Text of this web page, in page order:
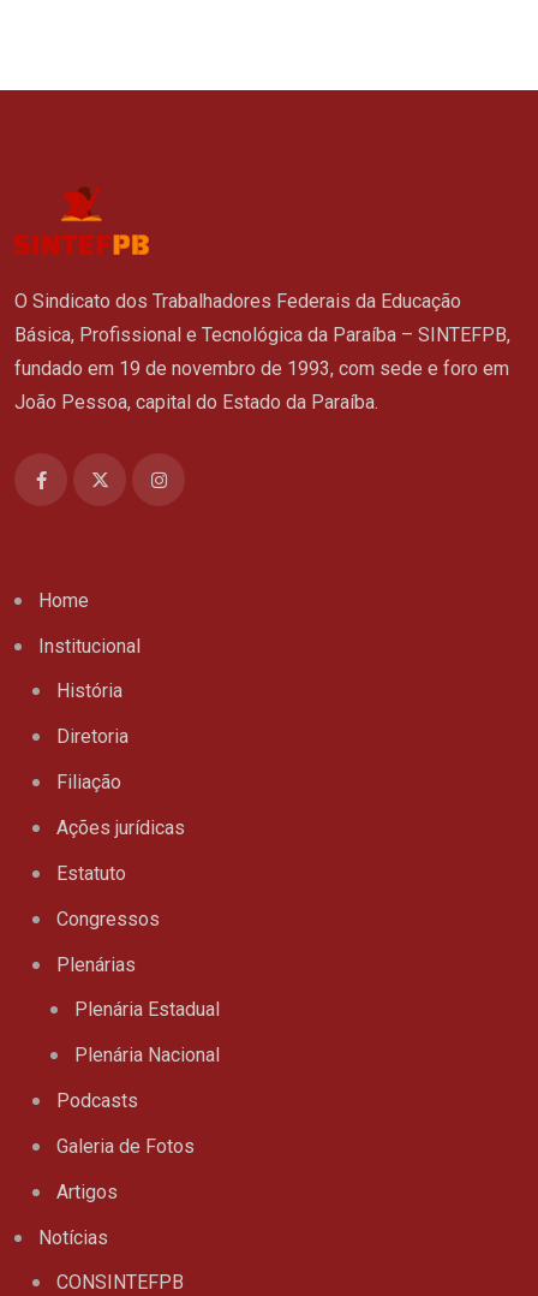
O Sindicato dos Trabalhadores Federais da Educação
Básica, Profissional e Tecnológica da Paraíba – SINTEFPB,
fundado em 19 de novembro de 1993, com sede e foro em
João Pessoa, capital do Estado da Paraíba.
Home
Institucional
História
Diretoria
Filiação
Ações jurídicas
Estatuto
Congressos
Plenárias
Plenária Estadual
Plenária Nacional
Podcasts
Galeria de Fotos
Artigos
Notícias
CONSINTEFPB